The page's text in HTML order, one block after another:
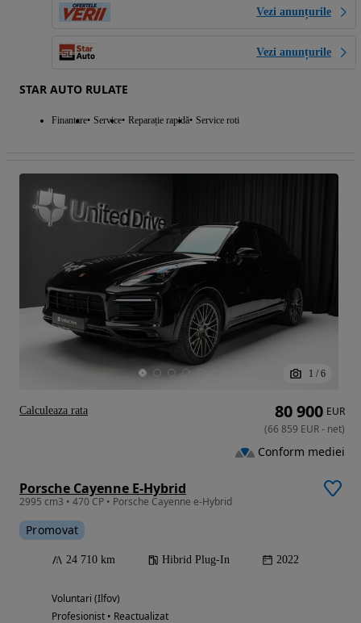
Vezi anunțurile
Vezi anunțurile
STAR AUTO RULATE
Finantare Service Reparație rapidă Service roti
1 / 6
Porsche Cayenne E-Hybrid
2995 cm3 • 470 CP • Porsche Cayenne e-Hybrid
Promovat
24 710 km Hibrid Plug-In 2022
Voluntari (Ilfov)
Profesionist • Reactualizat
80 900 EUR
(66 859 EUR- net)
Conform mediei
Calculeaza rata